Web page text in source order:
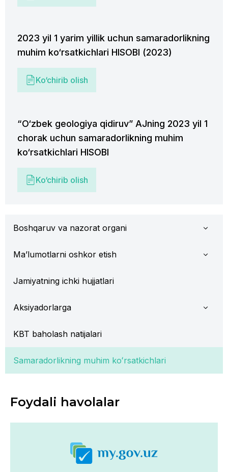
2023 yil 1 yarim yillik uchun samaradorlikning
muhim ko‘rsatkichlari HISOBI (2023)
Ko‘chirib olish
“O‘zbek geologiya qidiruv” AJning 2023 yil 1
chorak uchun samaradorlikning muhim
ko‘rsatkichlari HISOBI
Ko‘chirib olish
Boshqaruv va nazorat organi
Ma’lumotlarni oshkor etish
Jamiyatning ichki hujjatlari
Aksiyadorlarga
KBT baholash natijalari
Samaradorlikning muhim koʻrsatkichlari
Foydali havolalar